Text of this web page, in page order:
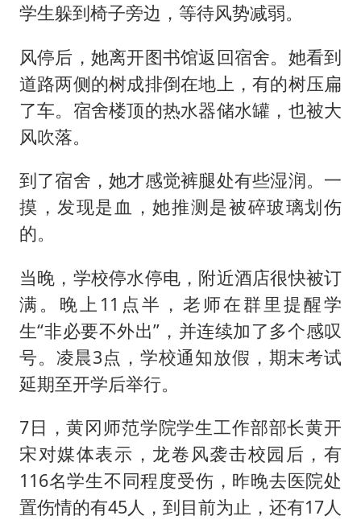
学生躲到椅子旁边，等待风势减弱。
风停后，她离开图书馆返回宿舍。她看到
道路两侧的树成排倒在地上，有的树压扁
了车。宿舍楼顶的热水器储水罐，也被大
风吹落。
到了宿舍，她才感觉裤腿处有些湿润。一
摸，发现是血，她推测是被碎玻璃划伤
的。
当晚，学校停水停电，附近酒店很快被订
满。晚上11点半，老师在群里提醒学
生“非必要不外出”，并连续加了多个感叹
号。凌晨3点，学校通知放假，期末考试
延期至开学后举行。
7日，黄冈师范学院学生工作部部长黄开
宋对媒体表示，龙卷风袭击校园后，有
116名学生不同程度受伤，昨晚去医院处
置伤情的有45人，到目前为止，还有17人